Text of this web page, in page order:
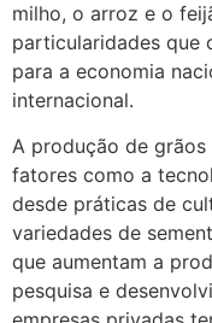
milho, o arroz e o
particularidades que
para a economia
internacional.
A produção de
fatores como a
desde práticas de
variedades de
que aumentam a
pesquisa e